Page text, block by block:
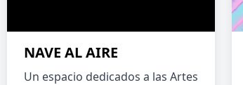
NAVE AL AIRE
Un espacio dedicados a las Artes